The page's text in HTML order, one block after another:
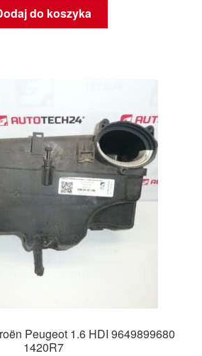
do koszyka
Peugeot 1.6 HDI 9649899680
1420R7